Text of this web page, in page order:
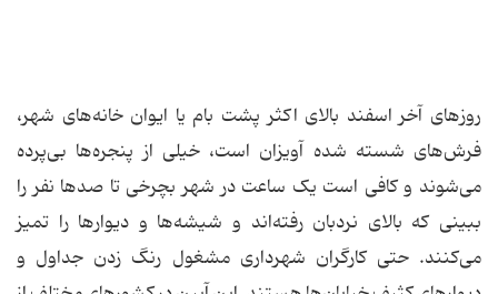
روزهای آخر اسفند بالای اکثر پشت بام یا ایوان خانه‌های شهر،
فرش‌های شسته شده آویزان است، خیلی از پنجره‌ها بی‌پرده
می‌شوند و کافی است یک ساعت در شهر بچرخی تا صدها نفر را
ببینی که بالای نردبان رفته‌اند و شیشه‌ها و دیوارها را تمیز
می‌کنند. حتی کارگران شهرداری مشغول رنگ زدن جداول و